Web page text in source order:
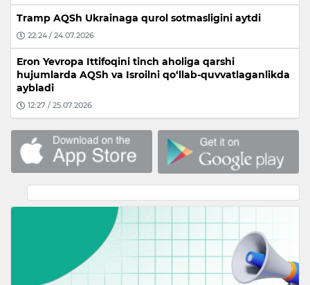
Tramp AQSh Ukrainaga qurol sotmasligini aytdi
22:24 / 24.07.2026
Eron Yevropa Ittifoqini tinch aholiga qarshi
hujumlarda AQSh va Isroilni qo‘llab-quvvatlaganlikda
aybladi
12:27 / 25.07.2026